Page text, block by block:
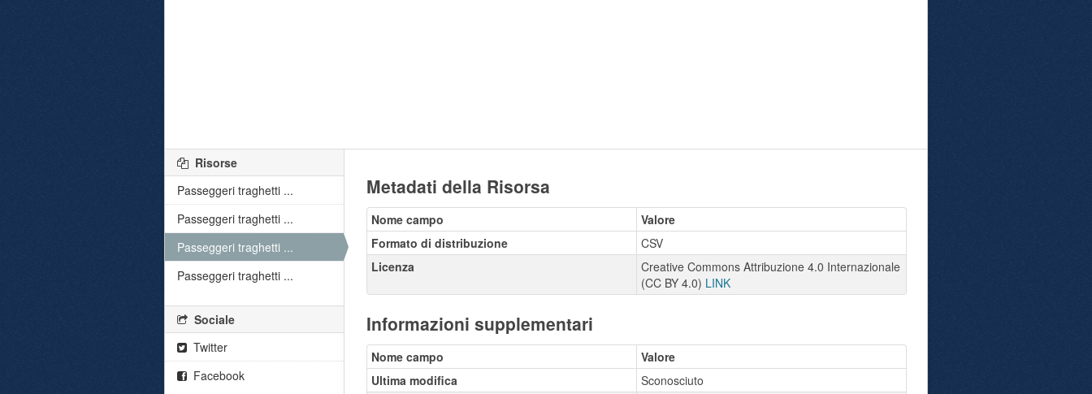
Metadati della Risorsa
Nome campo
Valore
Formato di distribuzione
CSV
Licenza
Creative Commons Attribuzione 4.0 Internazionale
(CC BY 4.0) LINK
Informazioni supplementari
Nome campo
Valore
Ultima modifica
Sconosciuto
Risorse
Passeggeri traghetti ...
Passeggeri traghetti ...
Passeggeri traghetti ...
Passeggeri traghetti ...
Sociale
Twitter
Facebook